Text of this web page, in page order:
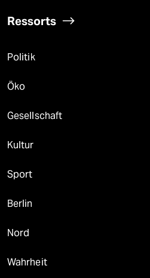
Ressorts
Politik
Öko
Gesellschaft
Kultur
Sport
Berlin
Nord
Wahrheit